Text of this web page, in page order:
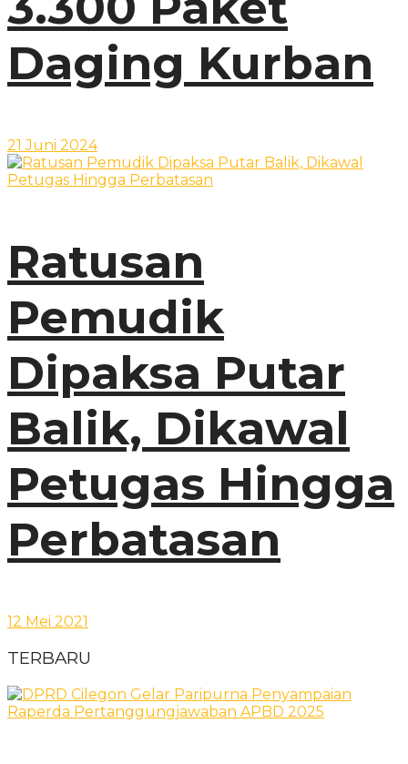
Daging Kurban
21 Juni 2024
Ratusan
Pemudik
Dipaksa Putar
Balik, Dikawal
Petugas Hingga
Perbatasan
12 Mei 2021
TERBARU